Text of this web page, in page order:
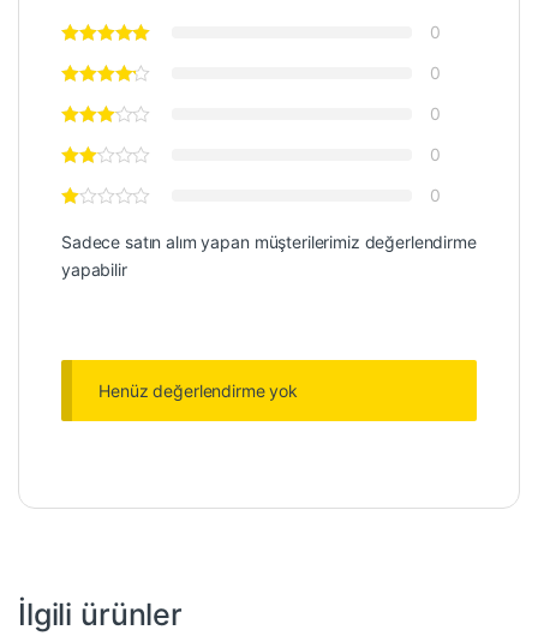
0
0
0
0
0
Sadece satın alım yapan müşterilerimiz değerlendirme
yapabilir
Henüz değerlendirme yok
İlgili ürünler